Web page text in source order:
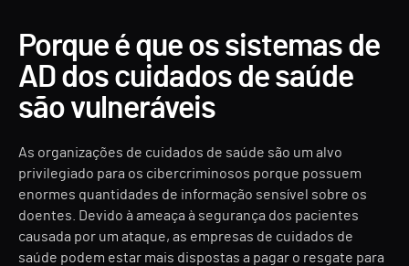
Porque é que os sistemas de
AD dos cuidados de saúde
são vulneráveis
As organizações de cuidados de saúde são um alvo
privilegiado para os cibercriminosos porque possuem
enormes quantidades de informação sensível sobre os
doentes. Devido à ameaça à segurança dos pacientes
causada por um ataque, as empresas de cuidados de
saúde podem estar mais dispostas a pagar o resgate para